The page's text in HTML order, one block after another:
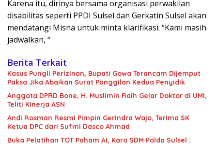
Karena itu, dirinya bersama organisasi perwakilan
disabilitas seperti PPDI Sulsel dan Gerkatin Sulsel akan
mendatangi Misna untuk minta klarifikasi. “Kami masih
jadwalkan, “
Berita Terkait
Kasus Pungli Perizinan, Bupati Gowa Terancam Dijemput
Paksa Jika Abaikan Surat Panggilan Kedua Penyidik
Anggota DPRD Bone, H. Muslimin Raih Gelar Doktor di UMI,
Teliti Kinerja ASN
Andi Rosman Resmi Pimpin Gerindra Wajo, Terima SK
Ketua DPC dari Sufmi Dasco Ahmad
Buka Pelatihan TOT Paham AI, Karo SDM Polda Sulsel :